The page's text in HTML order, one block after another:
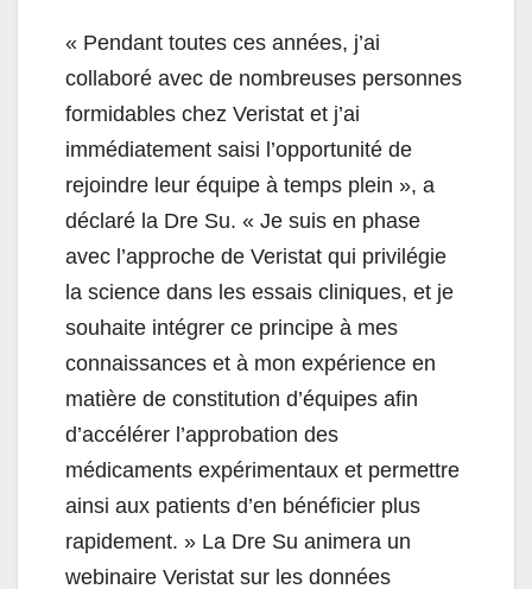
« Pendant toutes ces années, j’ai
collaboré avec de nombreuses personnes
formidables chez Veristat et j’ai
immédiatement saisi l’opportunité de
rejoindre leur équipe à temps plein », a
déclaré la Dre Su. « Je suis en phase
avec l’approche de Veristat qui privilégie
la science dans les essais cliniques, et je
souhaite intégrer ce principe à mes
connaissances et à mon expérience en
matière de constitution d’équipes afin
d’accélérer l’approbation des
médicaments expérimentaux et permettre
ainsi aux patients d’en bénéficier plus
rapidement. » La Dre Su animera un
webinaire Veristat sur les données